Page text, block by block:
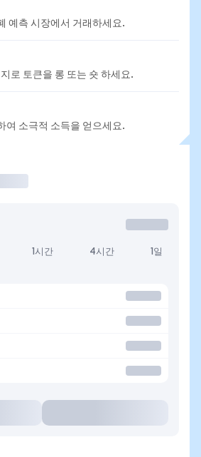
예측 시장에서 거래하세요.
로 토큰을 롱 또는 숏 하세요.
여 소극적 소득을 얻으세요.
1시간 4시간 1일